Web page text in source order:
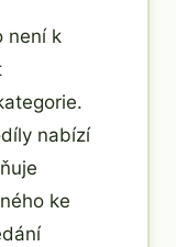
není k
nabízí
ke